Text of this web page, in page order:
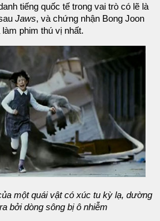
tiếng quốc tế trong vai trò có lẽ là
Jaws, và chứng nhận Bong Joon
phim thú vị nhất.
một quái vật có xúc tu kỳ lạ, dường
bởi dòng sông bị ô nhiễm